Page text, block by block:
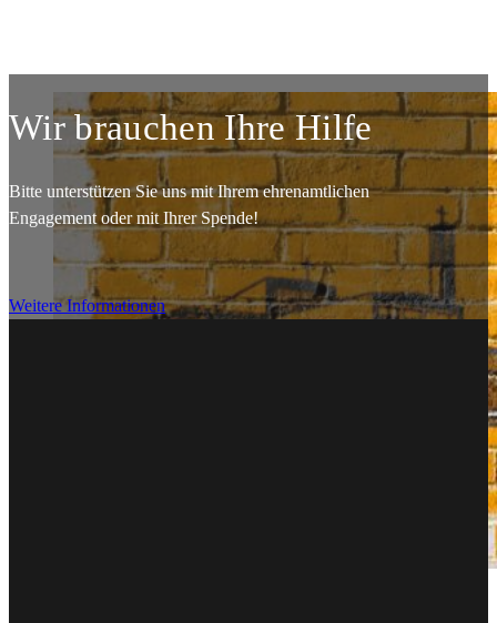
Wir brauchen Ihre Hilfe
Bitte unterstützen Sie uns mit Ihrem ehrenamtlichen
Engagement oder mit Ihrer Spende!
Weitere Informationen